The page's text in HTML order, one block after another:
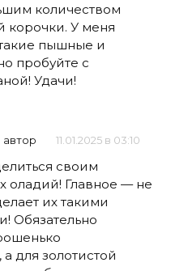
количеством
корочки. У меня
пышные и
пробуйте с
Удачи!
автор 11.01.2025 в 03:10
своим
оладий! Главное — не
их такими
Обязательно
для золотистой